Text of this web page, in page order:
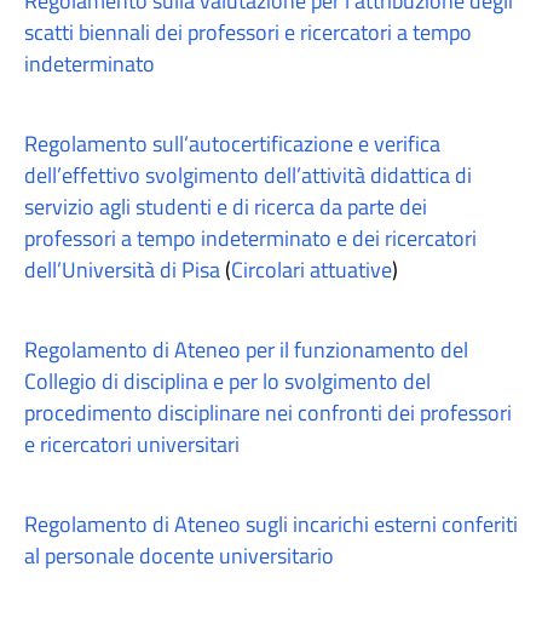
scatti biennali dei professori e ricercatori a tempo
indeterminato
Regolamento sull’autocertificazione e verifica
dell’effettivo svolgimento dell’attività didattica di
servizio agli studenti e di ricerca da parte dei
professori a tempo indeterminato e dei ricercatori
dell’Università di Pisa(Circolari attuative)
Regolamento di Ateneo per il funzionamento del
Collegio di disciplina e per lo svolgimento del
procedimento disciplinare nei confronti dei professori
e ricercatori universitari
Regolamento di Ateneo sugli incarichi esterni conferiti
al personale docente universitario